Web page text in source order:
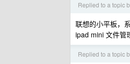
Replied to a topic
联想的小平板，
ipad mini 文件管
Replied to a topic